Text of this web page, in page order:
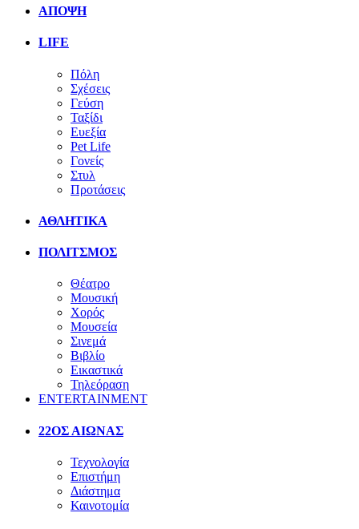
ΑΠΟΨΗ
LIFE
Πόλη
Σχέσεις
Γεύση
Ταξίδι
Ευεξία
Pet Life
Γονείς
Στυλ
Προτάσεις
ΑΘΛΗΤΙΚΑ
ΠΟΛΙΤΣΜΟΣ
Θέατρο
Μουσική
Χορός
Μουσεία
Σινεμά
Βιβλίο
Εικαστικά
Τηλεόραση
ENTERTAINMENT
22ΟΣ ΑΙΩΝΑΣ
Τεχνολογία
Επιστήμη
Διάστημα
Καινοτομία